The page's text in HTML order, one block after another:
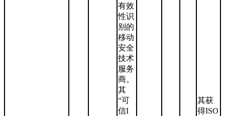
有效
性识
别的
移动
安全
技术
服务
商。
其
“可
信I
其获
得ISO